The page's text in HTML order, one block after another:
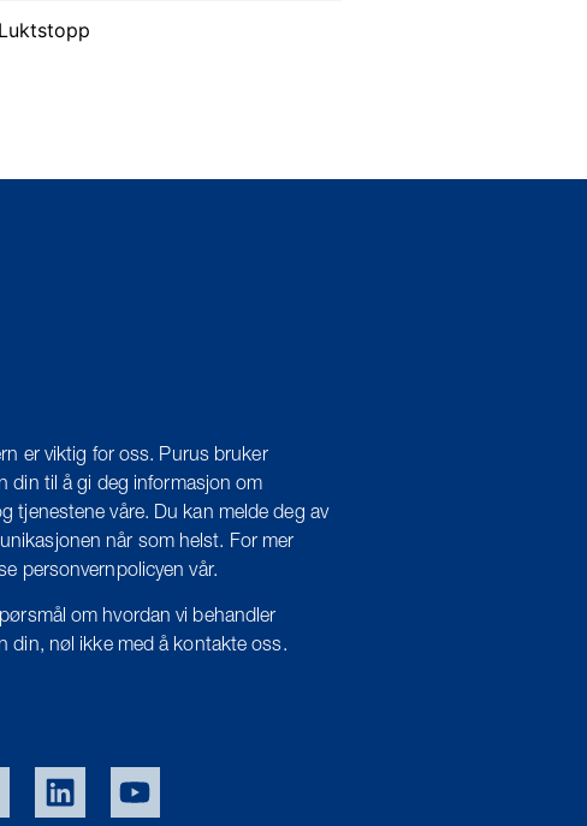
Luktstopp
er viktig for oss. Purus bruker
din til å gi deg informasjon om
tjenestene våre. Du kan melde deg av
når som helst. For mer
personvernpolicyen vår.
om hvordan vi behandler
din, nøl ikke med å kontakte oss.